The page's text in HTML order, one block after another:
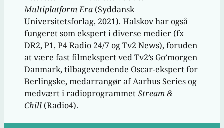
Multiplatform Era(Syddansk
Universitetsforlag, 2021). Halskov har også
fungeret som ekspert i diverse medier (fx
DR2, P1, P4 Radio 24/7 og Tv2 News), foruden
at være fast filmekspert ved Tv2’s Go’morgen
Danmark, tilbagevendende Oscar-ekspert for
Berlingske, medarrangør af Aarhus Series og
medvært i radioprogrammetStream &
Chill(Radio4).